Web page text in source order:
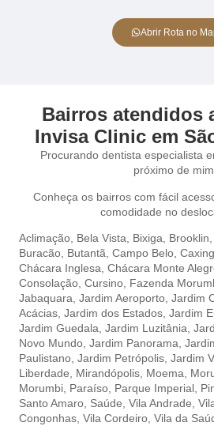
Abrir Rota no
Bairros atendidos
Invisa Clinic em
Procurando dentista especialista
próximo de
Conheça os bairros com fácil
comodidade no
Aclimação, Bela Vista, Bixiga, Brooklin,
Buracão, Butantã, Campo Belo,
Chácara Inglesa, Chácara Monte
Consolação, Cursino, Fazenda
Jabaquara, Jardim Aeroporto, Jardim
Acácias, Jardim dos Estados, Jardim
Jardim Guedala, Jardim Luzitânia,
Novo Mundo, Jardim Panorama,
Paulistano, Jardim Petrópolis, Jardim
Liberdade, Mirandópolis, Moema,
Morumbi, Paraíso, Parque Imperial,
Santo Amaro, Saúde, Vila Andrade,
Congonhas, Vila Cordeiro, Vila da